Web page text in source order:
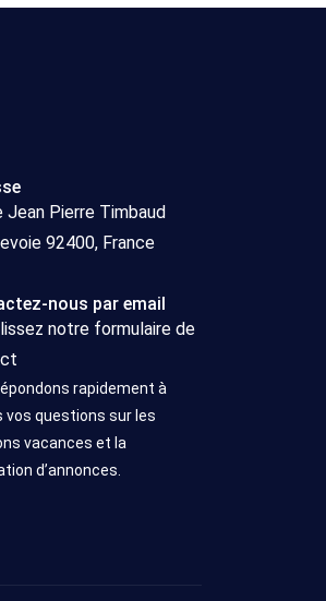
Jean Pierre Timbaud
92400, France
nous par email
notre formulaire de
rapidement à
vos questions sur les
vacances et la
d’annonces.